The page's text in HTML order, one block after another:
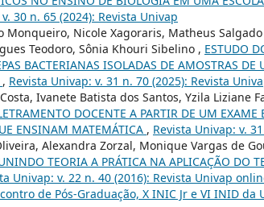
30 n. 65 (2024): Revista Univap
Monqueiro, Nicole Xagoraris, Matheus
Teodoro, Sônia Khouri Sibelino , ESTUDO
BACTERIANAS ISOLADAS DE AMOSTRAS
, Revista Univap: v. 31 n. 70 (2025): Revista
Ivanete Batista dos Santos, Yzila Liziane
DOCENTE A PARTIR DE UM EXAME
ENSINAM MATEMÁTICA , Revista Univap: v.
Alexandra Zorzal, Monique Vargas de
TEORIA A PRÁTICA NA APLICAÇÃO DO
Univap: v. 22 n. 40 (2016): Revista Univap
de Pós-Graduação, X INIC Jr e VI INID